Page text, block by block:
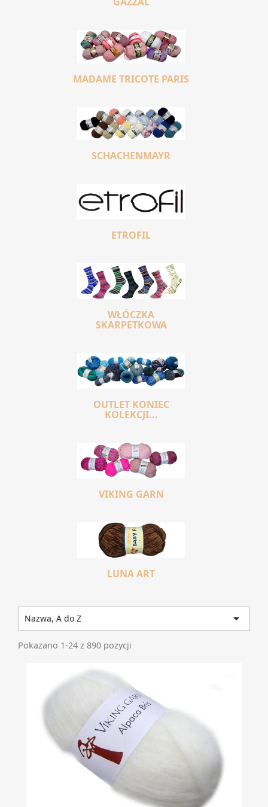
MADAME TRICOTE PARIS
SCHACHENMAYR
ETROFIL
WŁÓCZKA
SKARPETKOWA
OUTLET KONIEC
KOLEKCJI...
VIKING GARN
LUNA ART
Nazwa, A do Z 
Pokazano 1-24 z 890 pozycji